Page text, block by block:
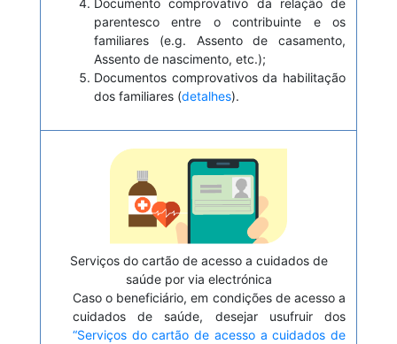
parentesco entre o contribuinte e os
familiares (e.g. Assento de casamento,
Assento de nascimento, etc.);
Documentos comprovativos da habilitação
dos familiares (detalhes).
Serviços do cartão de acesso a cuidados de
saúde por via electrónica
Caso o beneficiário, em condições de acesso a
cuidados de saúde, desejar usufruir dos
“Serviços do cartão de acesso a cuidados de